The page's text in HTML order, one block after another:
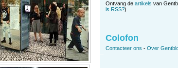
Ontvang de artikels van
is RSS?)
Colofon
Contacteer ons - Over